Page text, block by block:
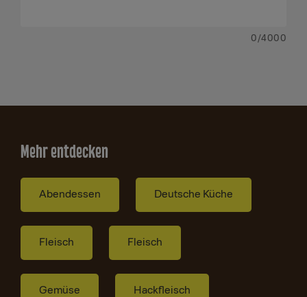
0 /4000
Mehr entdecken
Abendessen Deutsche Küche
Fleisch Fleisch
Gemüse Hackfleisch